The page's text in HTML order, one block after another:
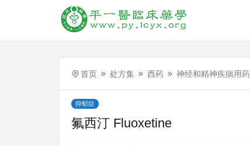
首页 处方集 西药 神经和精神疾病用药
抑郁症
氟西汀 Fluoxetine